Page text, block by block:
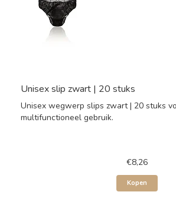
Unisex slip zwart | 20 stuks
Unisex wegwerp slips zwart | 20 stuks
multifunctioneel gebruik.
€8,26
Kopen